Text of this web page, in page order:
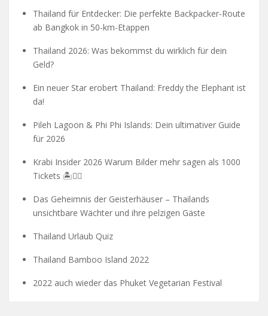
Thailand für Entdecker: Die perfekte Backpacker-Route
ab Bangkok in 50-km-Etappen
Thailand 2026: Was bekommst du wirklich für dein
Geld?
Ein neuer Star erobert Thailand: Freddy the Elephant ist
da!
Pileh Lagoon & Phi Phi Islands: Dein ultimativer Guide
für 2026
Krabi Insider 2026 Warum Bilder mehr sagen als 1000
Tickets 🏝️🧗‍♂️
Das Geheimnis der Geisterhäuser – Thailands
unsichtbare Wächter und ihre pelzigen Gäste
Thailand Urlaub Quiz
Thailand Bamboo Island 2022
2022 auch wieder das Phuket Vegetarian Festival